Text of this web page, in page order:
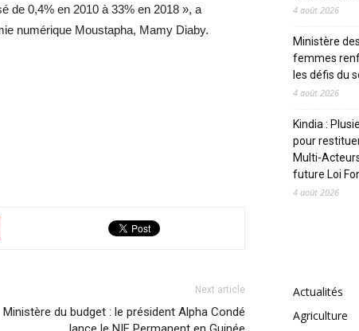
de 0,4% en 2010 à 33% en 2018 », a
numérique Moustapha, Mamy Diaby.
Next article
Ministère du budget : le président Alpha Condé
4 août 2026
Ministère
femmes
les défis du
4 août 2026
Kindia :
pour
Multi-
future Loi
4 août 2026
Actualités
Agriculture